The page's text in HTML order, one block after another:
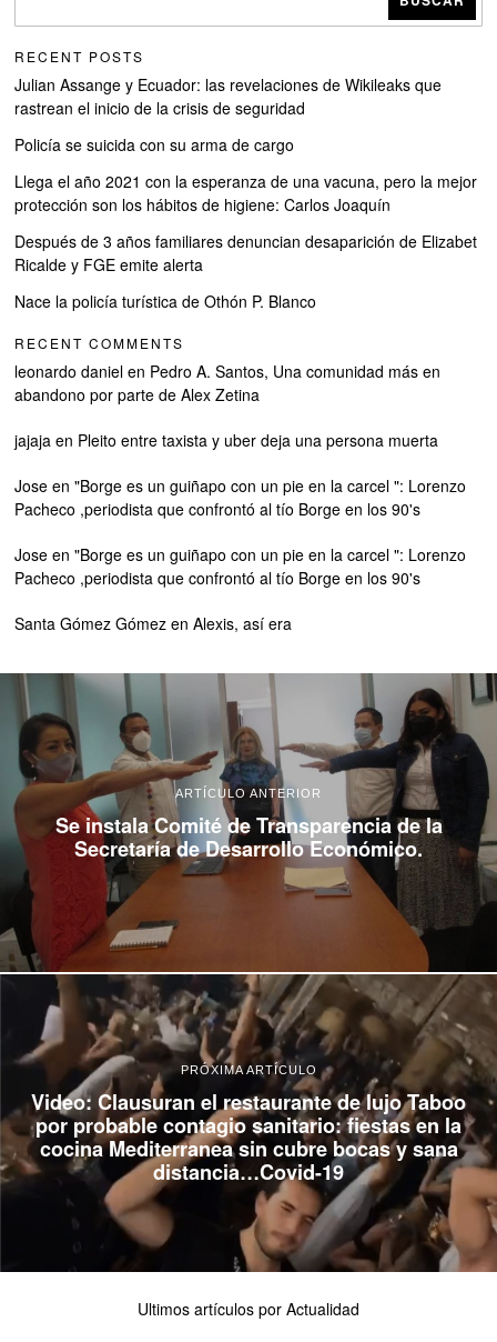
RECENT POSTS
Julian Assange y Ecuador: las revelaciones de Wikileaks que
rastrean el inicio de la crisis de seguridad
Policía se suicida con su arma de cargo
Llega el año 2021 con la esperanza de una vacuna, pero la mejor
protección son los hábitos de higiene: Carlos Joaquín
Después de 3 años familiares denuncian desaparición de Elizabet
Ricalde y FGE emite alerta
Nace la policía turística de Othón P. Blanco
RECENT COMMENTS
leonardo daniel en Pedro A. Santos, Una comunidad más en
abandono por parte de Alex Zetina
jajaja en Pleito entre taxista y uber deja una persona muerta
Jose en"Borge es un guiñapo con un pie en la carcel ": Lorenzo
Pacheco ,periodista que confrontó al tío Borge en los 90's
Jose en"Borge es un guiñapo con un pie en la carcel ": Lorenzo
Pacheco ,periodista que confrontó al tío Borge en los 90's
Santa Gómez Gómez enAlexis, así era
ARTÍCULO ANTERIOR
Se instala Comité de Transparencia de la
Secretaría de Desarrollo Económico.
PRÓXIMA ARTÍCULO
Video: Clausuran el restaurante de lujo Taboo
por probable contagio sanitario: fiestas en la
cocina Mediterranea sin cubre bocas y sana
distancia…Covid-19
Ultimos artículos por Actualidad